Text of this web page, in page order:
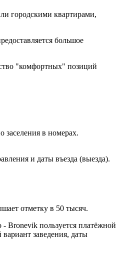
городскими квартирами,
большое
"комфортных" позиций
заселения в номерах.
и даты въезда (выезда).
отметку в 50 тысяч.
Bronevik пользуется платёжной
заведения, даты